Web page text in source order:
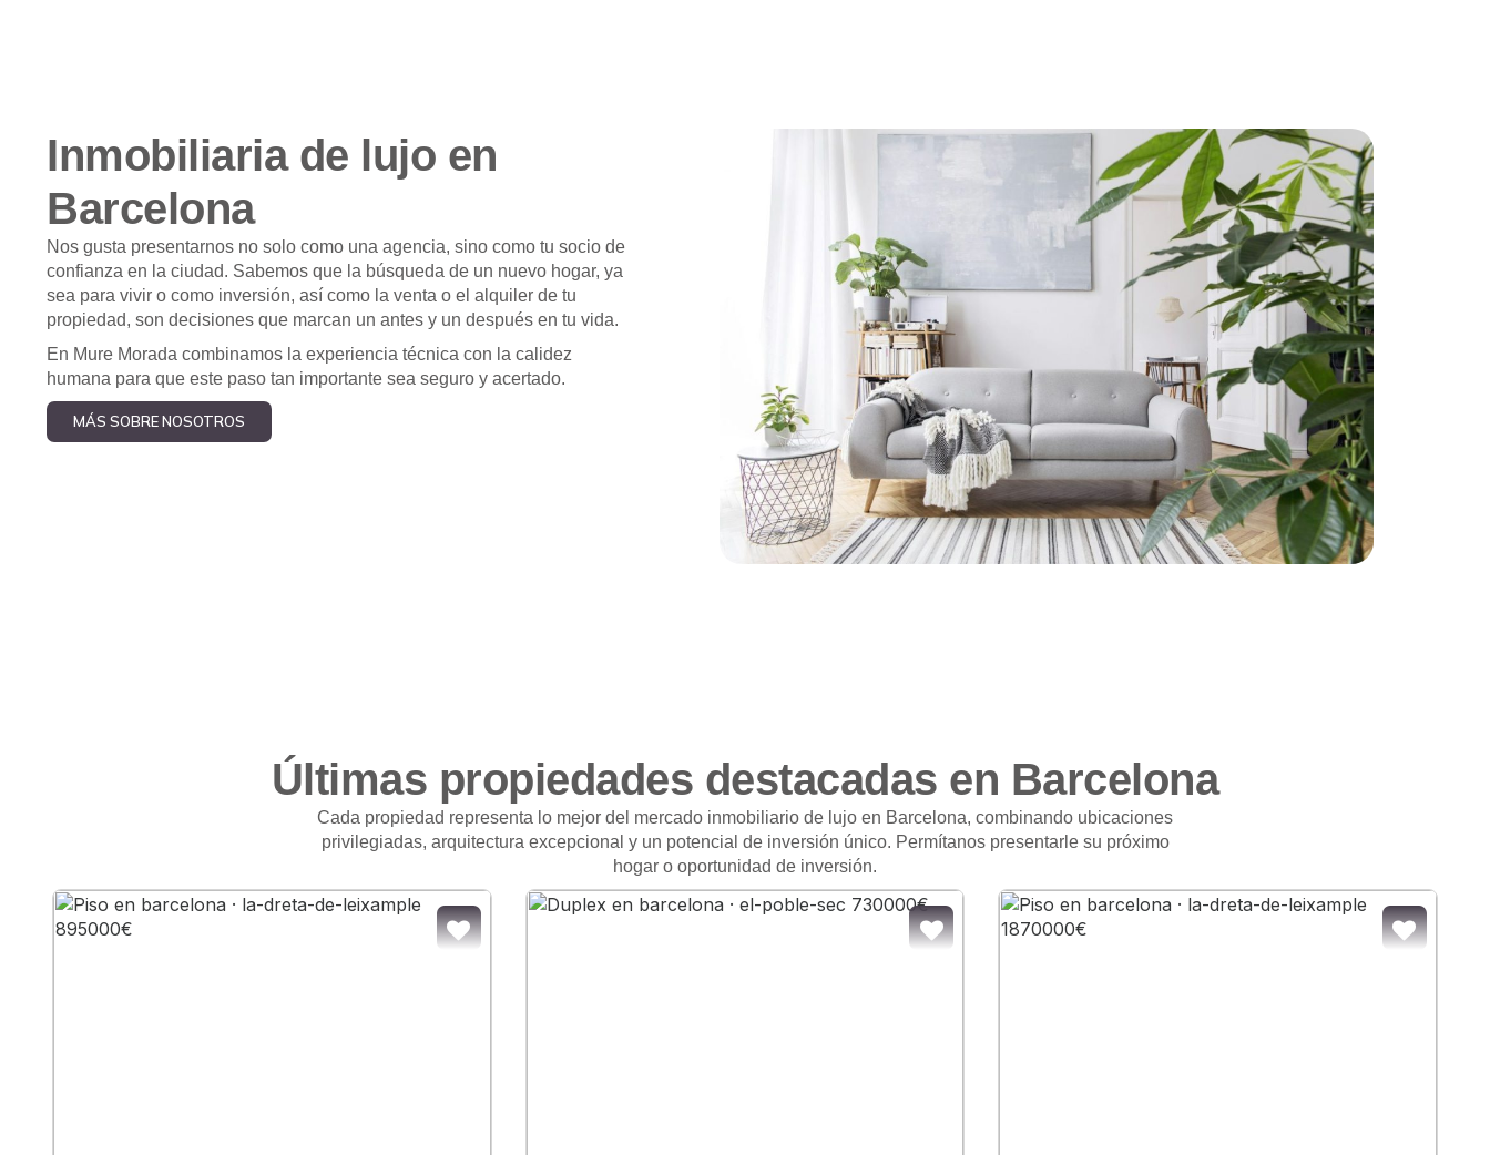
Inmobiliaria de lujo en
Barcelona
Nos gusta presentarnos no solo como una agencia, sino como tu socio de
confianza en la ciudad. Sabemos que la búsqueda de un nuevo hogar, ya
sea para vivir o como inversión, así como la venta o el alquiler de tu
propiedad, son decisiones que marcan un antes y un después en tu vida.
En Mure Morada combinamos la experiencia técnica con la calidez
humana para que este paso tan importante sea seguro y acertado.
MÁS SOBRE NOSOTROS
Últimas propiedades destacadas en Barcelona
Cada propiedad representa lo mejor del mercado inmobiliario de lujo en Barcelona, combinando ubicaciones
privilegiadas, arquitectura excepcional y un potencial de inversión único. Permítanos presentarle su próximo
hogar o oportunidad de inversión.
AÑADIR A FAVORITOS AÑADIR A FAVORITOS AÑADIR A